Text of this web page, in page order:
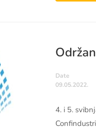
Date
09.05.2022.
4. i 5.